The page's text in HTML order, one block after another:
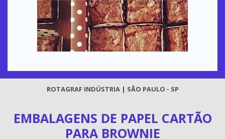
ROTAGRAF INDÚSTRIA | SÃO PAULO - SP
EMBALAGENS DE PAPEL CARTÃO
PARA BROWNIE